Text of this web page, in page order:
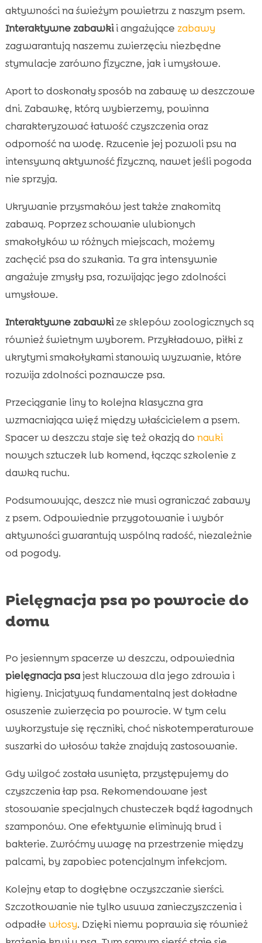
aktywności na świeżym powietrzu z naszym psem.
Interaktywne zabawkii angażujące zabawy
zagwarantują naszemu zwierzęciu niezbędne
stymulacje zarówno fizyczne, jak i umysłowe.
Aport to doskonały sposób na zabawę w deszczowe
dni. Zabawkę, którą wybierzemy, powinna
charakteryzować łatwość czyszczenia oraz
odporność na wodę. Rzucenie jej pozwoli psu na
intensywną aktywność fizyczną, nawet jeśli pogoda
nie sprzyja.
Ukrywanie przysmaków jest także znakomitą
zabawą. Poprzez schowanie ulubionych
smakołyków w różnych miejscach, możemy
zachęcić psa do szukania. Ta gra intensywnie
angażuje zmysły psa, rozwijając jego zdolności
umysłowe.
Interaktywne zabawkize sklepów zoologicznych są
również świetnym wyborem. Przykładowo, piłki z
ukrytymi smakołykami stanowią wyzwanie, które
rozwija zdolności poznawcze psa.
Przeciąganie liny to kolejna klasyczna gra
wzmacniająca więź między właścicielem a psem.
Spacer w deszczu staje się też okazją do nauki
nowych sztuczek lub komend, łącząc szkolenie z
dawką ruchu.
Podsumowując, deszcz nie musi ograniczać zabawy
z psem. Odpowiednie przygotowanie i wybór
aktywności gwarantują wspólną radość, niezależnie
od pogody.
Pielęgnacja psa po powrocie do
domu
Po jesiennym spacerze w deszczu, odpowiednia
pielęgnacja psajest kluczowa dla jego zdrowia i
higieny. Inicjatywą fundamentalną jest dokładne
osuszenie zwierzęcia po powrocie. W tym celu
wykorzystuje się ręczniki, choć niskotemperaturowe
suszarki do włosów także znajdują zastosowanie.
Gdy wilgoć została usunięta, przystępujemy do
czyszczenia łap psa. Rekomendowane jest
stosowanie specjalnych chusteczek bądź łagodnych
szamponów. One efektywnie eliminują brud i
bakterie. Zwróćmy uwagę na przestrzenie między
palcami, by zapobiec potencjalnym infekcjom.
Kolejny etap to dogłębne oczyszczanie sierści.
Szczotkowanie nie tylko usuwa zanieczyszczenia i
odpadłe włosy. Dzięki niemu poprawia się również